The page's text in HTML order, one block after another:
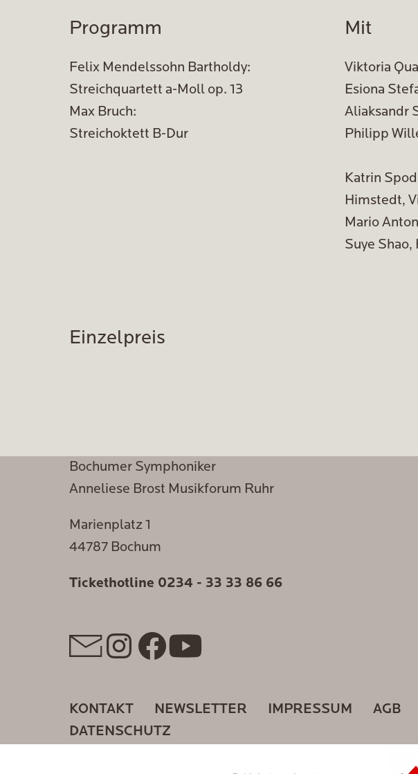
Programm
Felix Mendelssohn Bartholdy:
Streichquartett a-Moll op. 13
Max Bruch:
Streichoktett B-Dur
Mit
Viktoria
Esiona
Aliaksandr
Philipp
Katrin
Himstedt,
Mario
Suye Shao,
Einzelpreis
Bochumer Symphoniker
Anneliese Brost Musikforum Ruhr
Marienplatz 1
44787 Bochum
Tickethotline 0234 - 33 33 86 66
KONTAKT NEWSLETTER IMPRESSUM
AGB
DATENSCHUTZ